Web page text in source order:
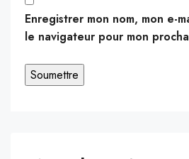
Enregistrer mon nom, mon e-
le navigateur pour mon